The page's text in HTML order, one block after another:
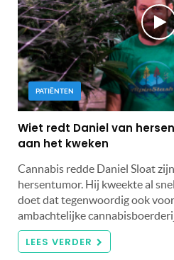
PATIËNTEN
Wiet redt Daniel van
aan het kweken
Cannabis redde Daniel Sloat
hersentumor. Hij kweekte al
doet dat tegenwoordig ook
ambachtelijke
LEES VERDER